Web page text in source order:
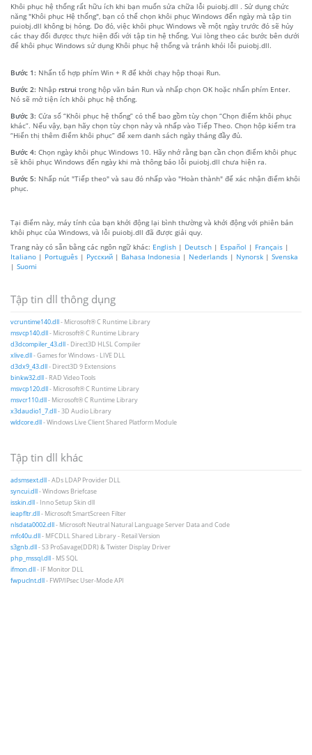
Khôi phục hệ thống rất hữu ích khi bạn muốn sửa chữa lỗi puiobj.dll . Sử dụng chức
năng "Khôi phục Hệ thống", bạn có thể chọn khôi phục Windows đến ngày mà tập tin
puiobj.dll không bị hỏng. Do đó, việc khôi phục Windows về một ngày trước đó sẽ hủy
các thay đổi đượcc thực hiện đối với tập tin hệ thống. Vui lòng theo các bước bên dưới
để khôi phục Windows sử dụng Khôi phục hệ thống và tránh khỏi lỗi puiobj.dll.
Bước 1: Nhấn tổ hợp phím Win + R để khởi chạy hộp thoại Run.
Bước 2: Nhập rstrui trong hộp văn bản Run và nhấp chọn OK hoặc nhấn phím Enter.
Nó sẽ mở tiện ích khôi phục hệ thống.
Bước 3: Cửa sổ “Khôi phục hệ thống” có thể bao gồm tùy chọn “Chọn điểm khôi phục
khác”. Nếu vậy, bạn hãy chọn tùy chọn này và nhấp vào Tiếp Theo. Chọn hộp kiểm tra
“Hiển thị thêm điểm khôi phục” để xem danh sách ngày tháng đầy đủ.
Bước 4: Chọn ngày khôi phục Windows 10. Hãy nhớ rằng bạn cần chọn điểm khôi phục
sẽ khôi phục Windows đến ngày khi mà thông báo lỗi puiobj.dll chưa hiện ra.
Bước 5: Nhấp nút "Tiếp theo" và sau đó nhấp vào "Hoàn thành" để xác nhận điểm khôi
phục.
Tại điểm này, máy tính của bạn khởi động lại bình thường và khởi động với phiên bản
khôi phục của Windows, và lỗi puiobj.dll đã được giải quy.
Trang này có sẵn bằng các ngôn ngữ khác: English | Deutsch | Español | Français |
Italiano | Português | Русский | Bahasa Indonesia | Nederlands | Nynorsk | Svenska
| Suomi
Tập tin dll thông dụng
vcruntime140.dll- Microsoft® C Runtime Library
msvcp140.dll- Microsoft® C Runtime Library
d3dcompiler_43.dll- Direct3D HLSL Compiler
xlive.dll- Games for Windows - LIVE DLL
d3dx9_43.dll- Direct3D 9 Extensions
binkw32.dll- RAD Video Tools
msvcp120.dll- Microsoft® C Runtime Library
msvcr110.dll- Microsoft® C Runtime Library
x3daudio1_7.dll- 3D Audio Library
wldcore.dll- Windows Live Client Shared Platform Module
Tập tin dll khác
adsmsext.dll- ADs LDAP Provider DLL
syncui.dll- Windows Briefcase
isskin.dll- Inno Setup Skin dll
ieapfltr.dll- Microsoft SmartScreen Filter
nlsdata0002.dll- Microsoft Neutral Natural Language Server Data and Code
mfc40u.dll- MFCDLL Shared Library - Retail Version
s3gnb.dll- S3 ProSavage(DDR) & Twister Display Driver
php_mssql.dll- MS SQL
ifmon.dll- IF Monitor DLL
fwpuclnt.dll- FWP/IPsec User-Mode API